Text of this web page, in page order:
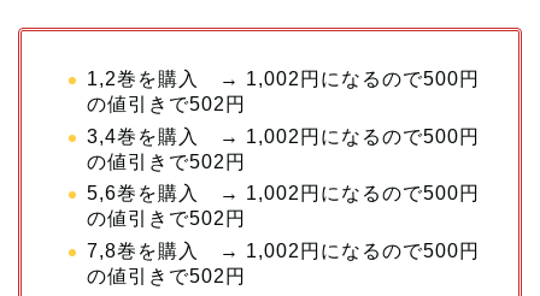
1,2巻を購入 → 1,002円になるので500円
の値引きで502円
3,4巻を購入 → 1,002円になるので500円
の値引きで502円
5,6巻を購入 → 1,002円になるので500円
の値引きで502円
7,8巻を購入 → 1,002円になるので500円
の値引きで502円